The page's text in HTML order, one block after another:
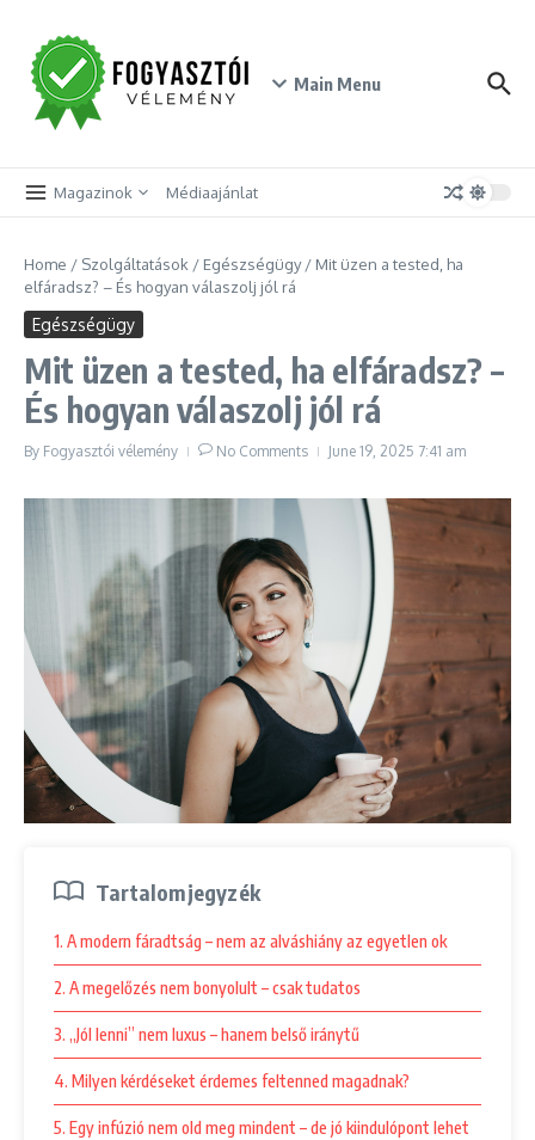
Main Menu
Magazinok Médiaajánlat
Home / Szolgáltatások / Egészségügy/ Mit üzen a tested, ha
elfáradsz? – És hogyan válaszolj jól rá
Egészségügy
Mit üzen a tested, ha elfáradsz? –
És hogyan válaszolj jól rá
By Fogyasztói vélemény No Comments June 19, 2025 7:41 am
Tartalomjegyzék
1. A modern fáradtság – nem az alváshiány az egyetlen ok
2. A megelőzés nem bonyolult – csak tudatos
3. „Jól lenni” nem luxus – hanem belső iránytű
4. Milyen kérdéseket érdemes feltenned magadnak?
5. Egy infúzió nem old meg mindent – de jó kiindulópont lehet